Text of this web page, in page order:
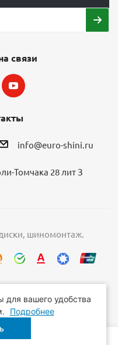
связи
info@euro-shini.ru
Томчака 28 лит З
шиномонтаж.
вашего удобства
Подробнее